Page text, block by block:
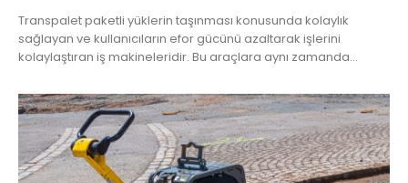
Transpalet paketli yüklerin taşınması konusunda kolaylık
sağlayan ve kullanıcıların efor gücünü azaltarak işlerini
kolaylaştıran iş makineleridir. Bu araçlara aynı zamanda…